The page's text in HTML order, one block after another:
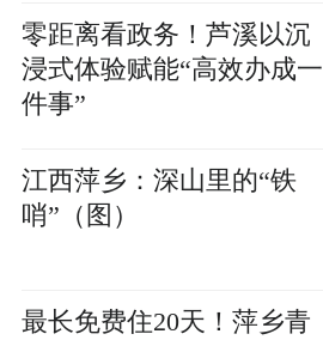
零距离看政务！芦溪以沉
浸式体验赋能“高效办成一
件事”
江西萍乡：深山里的“铁
哨”（图）
最长免费住20天！萍乡青